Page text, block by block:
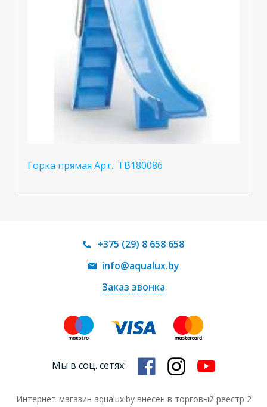
Горка прямая Арт.: ТВ180086
+375 (29) 8 658 658
info@aqualux.by
Заказ звонка
Мы в соц. сетях:
Интернет-магазин aqualux.by внесен в торговый реестр 2